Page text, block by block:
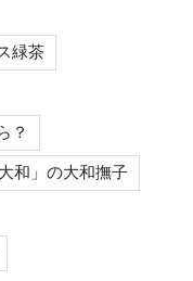
緑茶
？
大和」の大和撫子